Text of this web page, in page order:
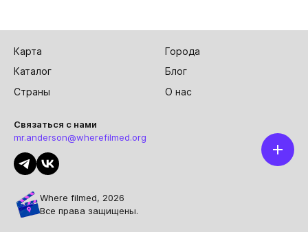
Карта
Города
Каталог
Блог
Страны
О нас
Связаться с нами
mr.anderson@wherefilmed.org
Where filmed, 2026
Все права защищены.